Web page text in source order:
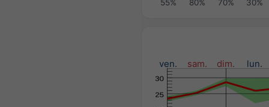
55% 80% 70% 30%
ven. sam. dim. lun.